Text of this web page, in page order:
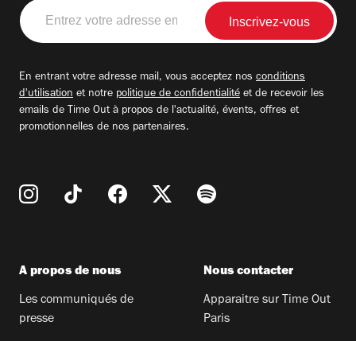
Entrez
votre
adresse
En entrant votre adresse mail, vous acceptez nos conditions
d'utilisation et notre politique de confidentialité et de recevoir les
emails de Time Out à propos de l'actualité, évents, offres et
promotionnelles de nos partenaires.
A propos de nous
Les communiqués de
presse
Nous contacter
Apparaitre sur Time Out
Paris